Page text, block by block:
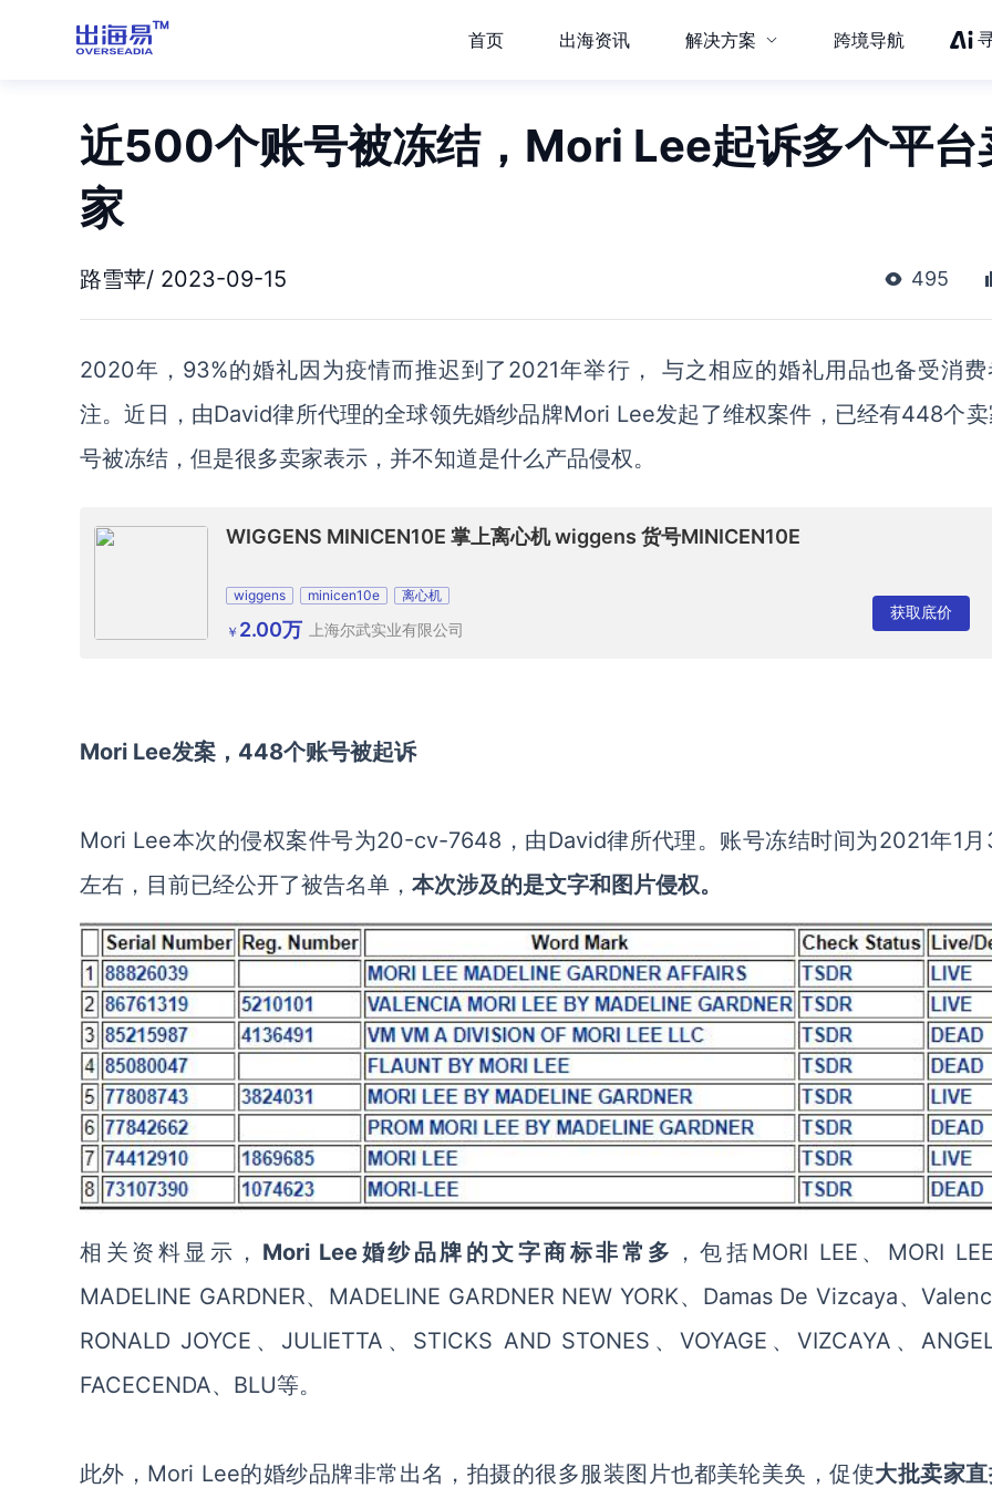
首页 出海资讯 解决方案 跨境导航
近500个账号被冻结，Mori Lee起诉多个平台
家
路雪苹/ 2023-09-15 495
2020年，93%的婚礼因为疫情而推迟到了2021年举行， 与之相应的婚礼用品也备受消费
注。近日，由David律所代理的全球领先婚纱品牌Mori Lee发起了维权案件，已经有448个
号被冻结，但是很多卖家表示，并不知道是什么产品侵权。
WIGGENS MINICEN10E 掌上离心机 wiggens 货号MINICEN10E
wiggens minicen10e 离心机
￥ 2.00万 上海尔武实业有限公司
获取底价
Mori Lee发案，448个账号被起诉
Mori Lee本次的侵权案件号为20-cv-7648，由David律所代理 。 账号冻结时间为2021年1月
左右，目前已经公开了被告名单， 本次涉及的是文字和图片侵权。
相关资料显示， Mori Lee婚纱品牌的文字商标非常多 ，包括MORI LEE、MORI
MADELINE GARDNER、MADELINE GARDNER NEW YORK、Damas De Vizcaya、
RONALD JOYCE、JULIETTA、STICKS AND STONES、VOYAGE、VIZCAYA、
FACECENDA、BLU等。
此外， Mori Lee的婚纱品牌非常出名，拍摄的很多服装图片也都美轮美奂，促使大批卖家